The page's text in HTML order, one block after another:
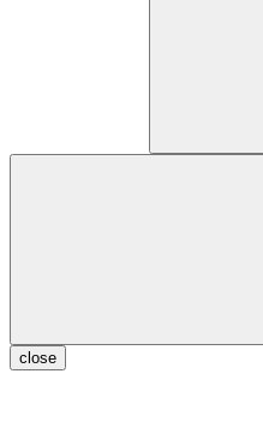
close